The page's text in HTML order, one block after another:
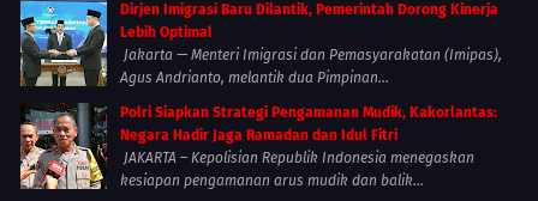
Dirjen Imigrasi Baru Dilantik, Pemerintah Dorong Kinerja
Lebih Optimal
Jakarta — Menteri Imigrasi dan Pemasyarakatan (Imipas),
Agus Andrianto, melantik dua Pimpinan...
Polri Siapkan Strategi Pengamanan Mudik, Kakorlantas:
Negara Hadir Jaga Ramadan dan Idul Fitri
JAKARTA – Kepolisian Republik Indonesia menegaskan
kesiapan pengamanan arus mudik dan balik...